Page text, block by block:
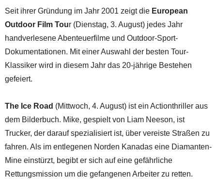
Seit ihrer Gründung im Jahr 2001 zeigt die European
Outdoor Film Tour (Dienstag, 3. August) jedes Jahr
handverlesene Abenteuerfilme und Outdoor-Sport-
Dokumentationen. Mit einer Auswahl der besten Tour-
Klassiker wird in diesem Jahr das 20-jährige Bestehen
gefeiert.
The Ice Road (Mittwoch, 4. August) ist ein Actionthriller aus
dem Bilderbuch. Mike, gespielt von Liam Neeson, ist
Trucker, der darauf spezialisiert ist, über vereiste Straßen zu
fahren. Als im entlegenen Norden Kanadas eine Diamanten-
Mine einstürzt, begibt er sich auf eine gefährliche
Rettungsmission um die gefangenen Arbeiter zu retten.